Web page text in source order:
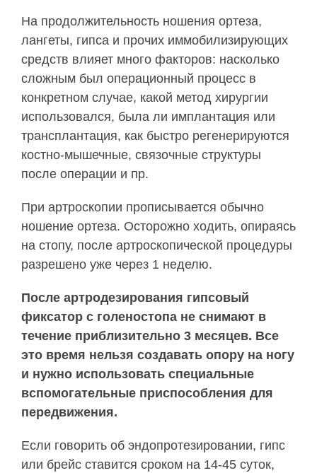
На продолжительность ношения ортеза,
лангеты, гипса и прочих иммобилизирующих
средств влияет много факторов: насколько
сложным был операционный процесс в
конкретном случае, какой метод хирургии
использовался, была ли имплантация или
трансплантация, как быстро регенерируются
костно-мышечные, связочные структуры
после операции и пр.
При артроскопии прописывается обычно
ношение ортеза. Осторожно ходить, опираясь
на стопу, после артроскопической процедуры
разрешено уже через 1 неделю.
После артродезирования гипсовый
фиксатор с голеностопа не снимают в
течение приблизительно 3 месяцев. Все
это время нельзя создавать опору на ногу
и нужно использовать специальные
вспомогательные приспособления для
передвижения.
Если говорить об эндопротезировании, гипс
или брейс ставится сроком на 14-45 суток,